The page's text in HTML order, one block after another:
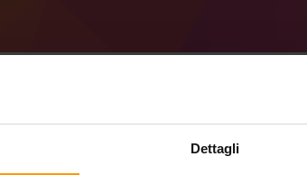
Dettagli
Come